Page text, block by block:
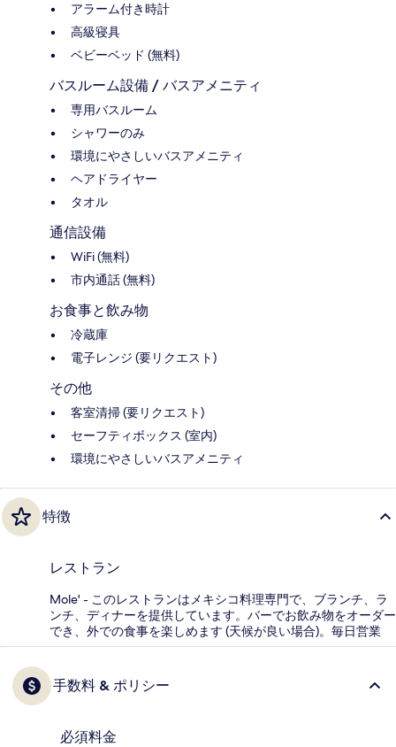
アラーム付き時計
高級寝具
ベビーベッド (無料)
バスルーム設備 / バスアメニティ
専用バスルーム
シャワーのみ
環境にやさしいバスアメニティ
ヘアドライヤー
タオル
通信設備
WiFi (無料)
市内通話 (無料)
お食事と飲み物
冷蔵庫
電子レンジ (要リクエスト)
その他
客室清掃 (要リクエスト)
セーフティボックス (室内)
環境にやさしいバスアメニティ
特徴
レストラン
Mole' - このレストランはメキシコ料理専門で、ブランチ、ラ
ンチ、ディナーを提供しています。バーでお飲み物をオーダー
でき、外での食事を楽しめます (天候が良い場合)。毎日営業
手数料 & ポリシー
必須料金